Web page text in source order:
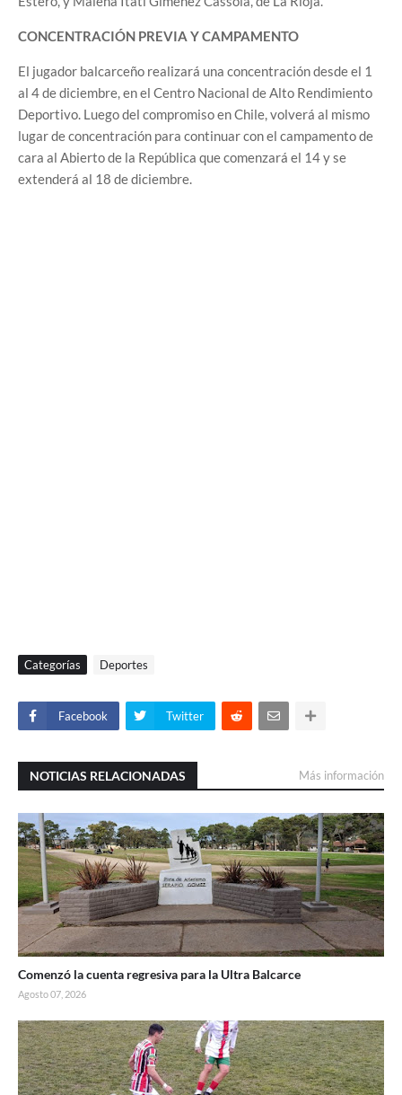
CONCENTRACIÓN PREVIA Y CAMPAMENTO
El jugador balcarceño realizará una concentración desde el 1
al 4 de diciembre, en el Centro Nacional de Alto Rendimiento
Deportivo. Luego del compromiso en Chile, volverá al mismo
lugar de concentración para continuar con el campamento de
cara al Abierto de la República que comenzará el 14 y se
extenderá al 18 de diciembre.
Categorías Deportes
Facebook Twitter
NOTICIAS RELACIONADAS Más información
Comenzó la cuenta regresiva para la Ultra Balcarce
Agosto 07, 2026